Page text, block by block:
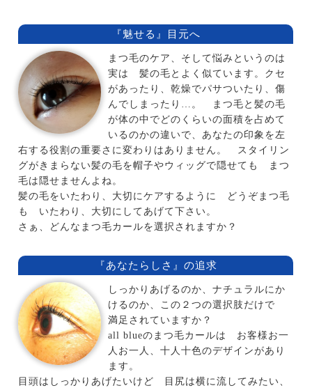
『魅せる』目元へ
まつ毛のケア、そして悩みというのは
実は 髪の毛とよく似ています。クセ
があったり、乾燥でパサついたり、傷
んでしまったり…。 まつ毛と髪の毛
が体の中でどのくらいの面積を占めて
いるのかの違いで、あなたの印象を左
右する役割の重要さに変わりはありません。 スタイリン
グがきまらない髪の毛を帽子やウィッグで隠せても まつ
毛は隠せませんよね。
髪の毛をいたわり、大切にケアするように どうぞまつ毛
も いたわり、大切にしてあげて下さい。
さぁ、どんなまつ毛カールを選択されますか？
『あなたらしさ』の追求
しっかりあげるのか、ナチュラルにか
けるのか、この２つの選択肢だけで
満足されていますか？
all blueのまつ毛カールは お客様お一
人お一人、十人十色のデザインがあり
ます。
目頭はしっかりあげたいけど 目尻は横に流してみたい、